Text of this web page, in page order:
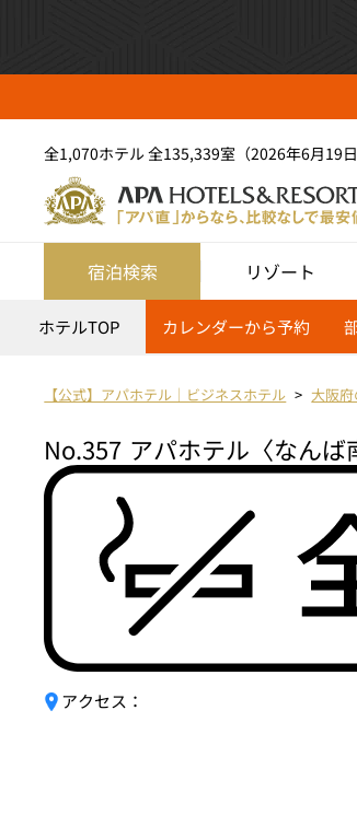
全1,070ホテル 全135,339室（2026年6月19日
宿泊検索 リゾート
ホテルTOP カレンダーから予約
【公式】アパホテル｜ビジネスホテル 大阪
No.357 アパホテル〈なんば
アクセス：